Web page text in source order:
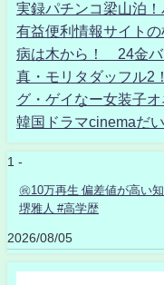
実録パチンコ梁山泊
有益便利情報サイトの
病は木から！ 24金バ
真・モリタダッフル2
グ・ゲイなー女装子
韓国ドラマcinemaだ
1 -
㊗️10万再生 偏差値が高い
堺雅人 #高学歴
2026/08/05